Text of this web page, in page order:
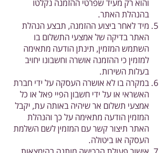
והוא רק מעיד שפרטי ההזמנה נקלטו
בהנהלת האתר.
מיד לאחר ביצוע ההזמנה, תבצע הנהלת
האתר בדיקה של אמצעי התשלום בו
השתמש המזמין, תינתן הודעה מתאימה
למזמין כי ההזמנה אושרה וחשבונו יחויב
בעלות השירות.
במקרה בו לא אושרה העסקה על ידי חברת
האשראי או על ידי חשבון הפיי פאל או כל
אמצעי תשלום אר שיהיה באותה עת, יקבל
המזמין הודעה מתאימה על כך והנהלת
האתר תיצור קשר עם המזמין לשם השלמת
העסקה או ביטולה.